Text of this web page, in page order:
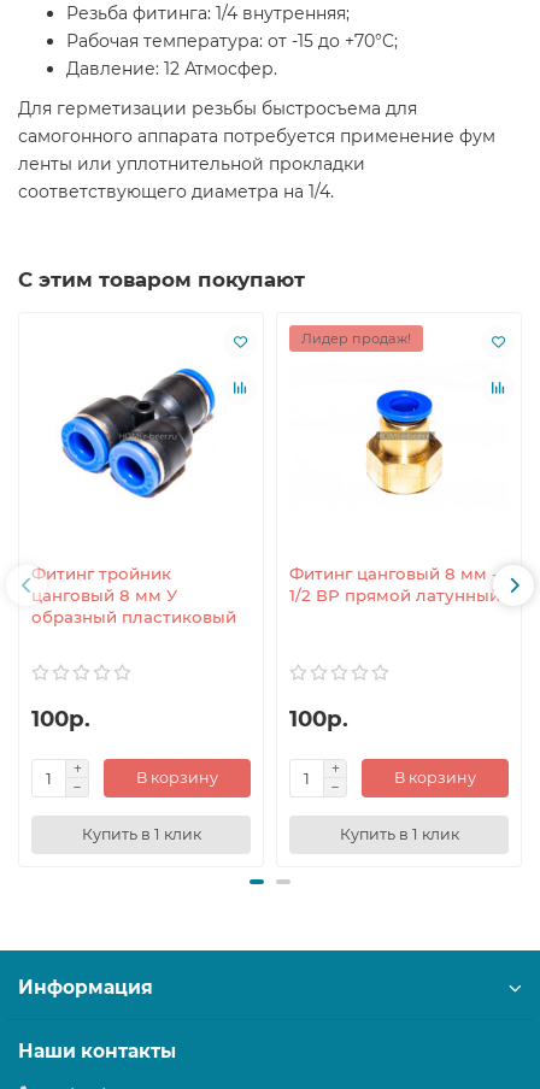
Резьба фитинга: 1/4 внутренняя;
Рабочая температура: от -15 до +70°C;
Давление: 12 Атмосфер.
Для герметизации резьбы быстросъема для
самогонного аппарата потребуется применение фум
ленты или уплотнительной прокладки
соответствующего диаметра на 1/4.
С этим товаром покупают
Фитинг тройник
цанговый 8 мм У
образный пластиковый
100р.
В корзину
Купить в 1 клик
Лидер продаж!
Фитинг цанговый 8 мм -
1/2 ВР прямой латунный
100р.
В корзину
Купить в 1 клик
Информация
Наши контакты